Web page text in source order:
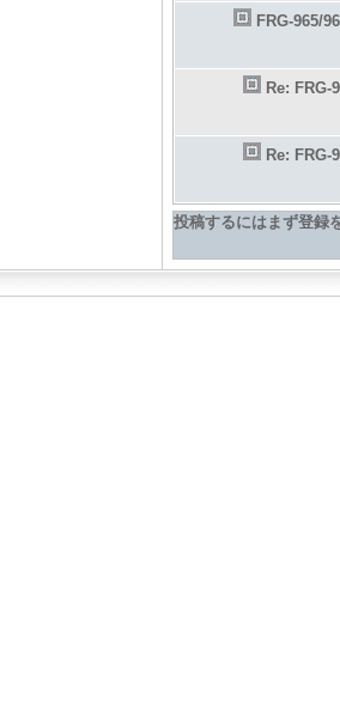
FRG-965/
Re: FRG-
Re: FRG-
投稿するにはまず登録